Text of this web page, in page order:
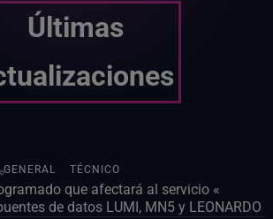
Últimas
GENERAL TÉCNICO
que afectará al servicio «
de datos LUMI, MN5 y LEONARDO